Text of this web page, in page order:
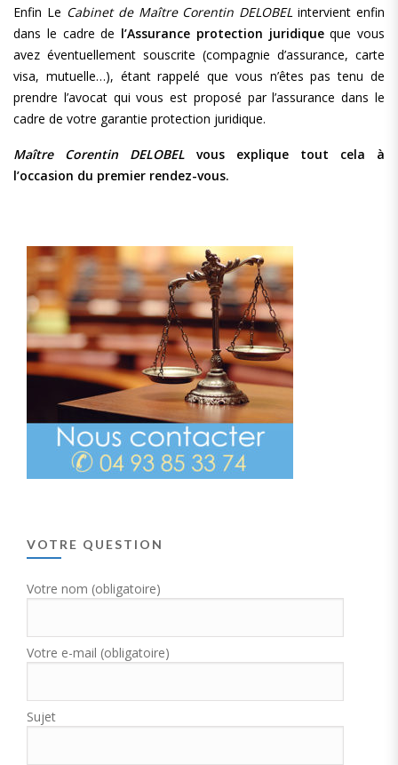
Enfin Le Cabinet de Maître Corentin DELOBELintervient enfin
dans le cadre de l’Assurance protection juridiqueque vous
avez éventuellement souscrite (compagnie d’assurance, carte
visa, mutuelle…), étant rappelé que vous n’êtes pas tenu de
prendre l’avocat qui vous est proposé par l’assurance dans le
cadre de votre garantie protection juridique.
Maître Corentin DELOBEL vous explique tout cela à
l’occasion du premier rendez-vous.
VOTRE QUESTION
Votre nom (obligatoire)
Votre e-mail (obligatoire)
Sujet